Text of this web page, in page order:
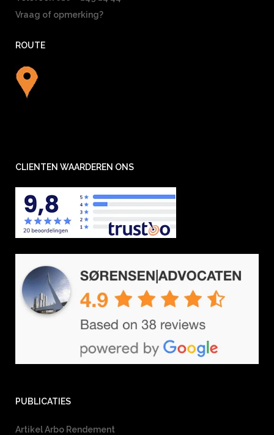
Vraag of opmerking?
ROUTE
CLIENTEN WAARDEREN ONS
PUBLICATIES
Artikel Arbo Rendement